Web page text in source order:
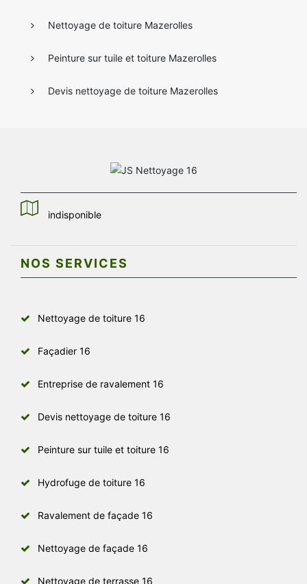
Nettoyage de toiture Mazerolles
Peinture sur tuile et toiture Mazerolles
Devis nettoyage de toiture Mazerolles
indisponible
NOS SERVICES
Nettoyage de toiture 16
Façadier 16
Entreprise de ravalement 16
Devis nettoyage de toiture 16
Peinture sur tuile et toiture 16
Hydrofuge de toiture 16
Ravalement de façade 16
Nettoyage de façade 16
Nettoyage de terrasse 16